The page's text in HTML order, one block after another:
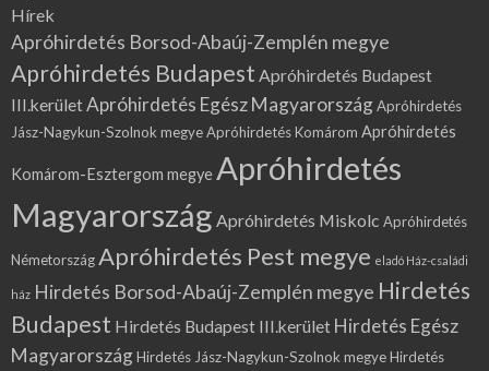
Hírek
Apróhirdetés Borsod-Abaúj-Zemplén megye
Apróhirdetés Budapest Apróhirdetés Budapest
III.kerületApróhirdetés Egész MagyarországApróhirdetés
Jász-Nagykun-Szolnok megyeApróhirdetés Komárom Apróhirdetés
Komárom-Esztergom megye Apróhirdetés
Magyarország Apróhirdetés Miskolc Apróhirdetés
NémetországApróhirdetés Pest megye eladó Ház-családi
ház Hirdetés Borsod-Abaúj-Zemplén megye Hirdetés
Budapest Hirdetés Budapest III.kerület Hirdetés Egész
MagyarországHirdetés Jász-Nagykun-Szolnok megyeHirdetés